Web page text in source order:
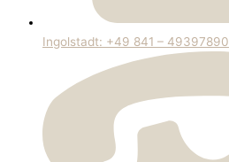
Ingolstadt: +49 841 – 49397890